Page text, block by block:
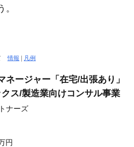
て情報 | 凡例
ネージャー「在宅/出張あり」
ス/製造業向けコンサル事業
ナーズ
円